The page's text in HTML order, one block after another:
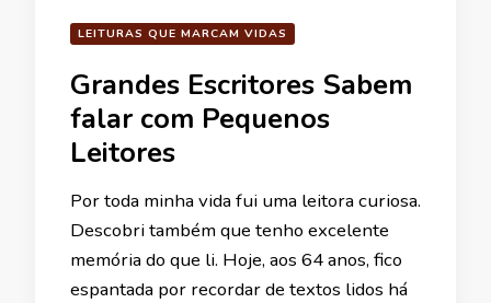
LEITURAS QUE MARCAM VIDAS
Grandes Escritores Sabem
falar com Pequenos
Leitores
Por toda minha vida fui uma leitora curiosa.
Descobri também que tenho excelente
memória do que li. Hoje, aos 64 anos, fico
espantada por recordar de textos lidos há